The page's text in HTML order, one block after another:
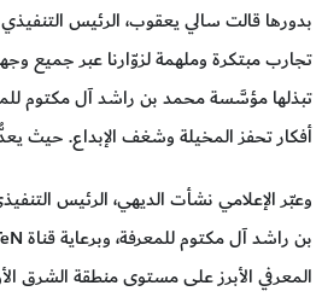
بدورها قالت سالي يعقوب، الرئيس
تجارب مبتكرة وملهمة لزوّارنا عبر جميع
تبذلها مؤسَّسة محمد بن راشد آل مكتوم
أفكار تحفز المخيلة وشغف الإبداع. حيث يعدُّ
المعرفي الأبرز على مستوى منطقة الشرق